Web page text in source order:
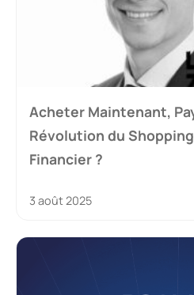
Acheter Maintenant,
Révolution du
Financier ?
3 août 2025